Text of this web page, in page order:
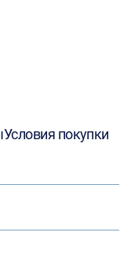
Условия покупки